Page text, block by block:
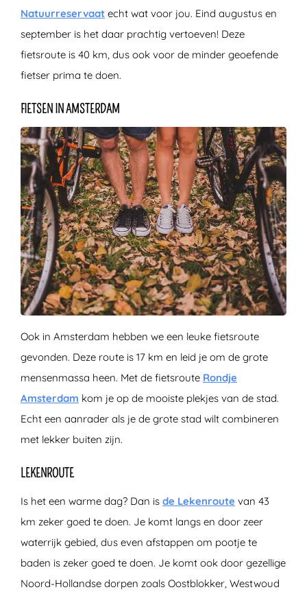
Natuurreservaat echt wat voor jou. Eind augustus en
september is het daar prachtig vertoeven! Deze
fietsroute is 40 km, dus ook voor de minder geoefende
fietser prima te doen.
FIETSEN IN AMSTERDAM
Ook in Amsterdam hebben we een leuke fietsroute
gevonden. Deze route is 17 km en leid je om de grote
mensenmassa heen. Met de fietsroute Rondje
Amsterdam kom je op de mooiste plekjes van de stad.
Echt een aanrader als je de grote stad wilt combineren
met lekker buiten zijn.
LEKENROUTE
Is het een warme dag? Dan is de Lekenroute van 43
km zeker goed te doen. Je komt langs en door zeer
waterrijk gebied, dus even afstappen om pootje te
baden is zeker goed te doen. Je komt ook door gezellige
Noord-Hollandse dorpen zoals Oostblokker, Westwoud